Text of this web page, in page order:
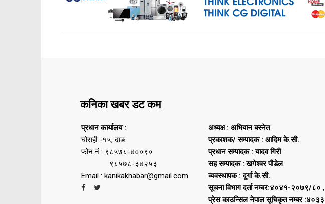
कनिका खबर डट कम
प्रधान कार्यालय :
घोराही -१५, दाङ
फोन नं : ९८५७८-४००९०
९८५७८-३४२५३
Email : kanikakhabar@gmail.com
अध्यक्ष : अभियान बस्नेत
प्रकाशक/ सम्पादक : आदिम के.सी.
प्रधान सम्पादक : यादव गिरी
सह सम्पादक : खगेश्वर पौडेल
व्यवस्थापक : दुर्गा के.सी.
सूचना विभाग दर्ता नम्बर:४०४१-२०७९/८० ,
प्रेस काउन्सिल नेपाल सूचिकृत नम्बर :४०३३